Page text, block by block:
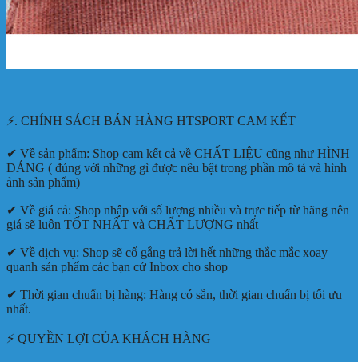
⚡. CHÍNH SÁCH BÁN HÀNG HTSPORT CAM KẾT
✔ Về sản phẩm: Shop cam kết cả về CHẤT LIỆU cũng như HÌNH
DÁNG ( đúng với những gì được nêu bật trong phần mô tả và hình
ảnh sản phẩm)
✔ Về giá cả: Shop nhập với số lượng nhiều và trực tiếp từ hãng nên
giá sẽ luôn TỐT NHẤT và CHẤT LƯỢNG nhất
✔ Về dịch vụ: Shop sẽ cố gắng trả lời hết những thắc mắc xoay
quanh sản phẩm các bạn cứ Inbox cho shop
✔ Thời gian chuẩn bị hàng: Hàng có sẵn, thời gian chuẩn bị tối ưu
nhất.
⚡ QUYỀN LỢI CỦA KHÁCH HÀNG